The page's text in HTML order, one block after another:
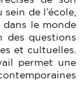
de l’école,
le monde
des questions
et cultuelles.
permet une